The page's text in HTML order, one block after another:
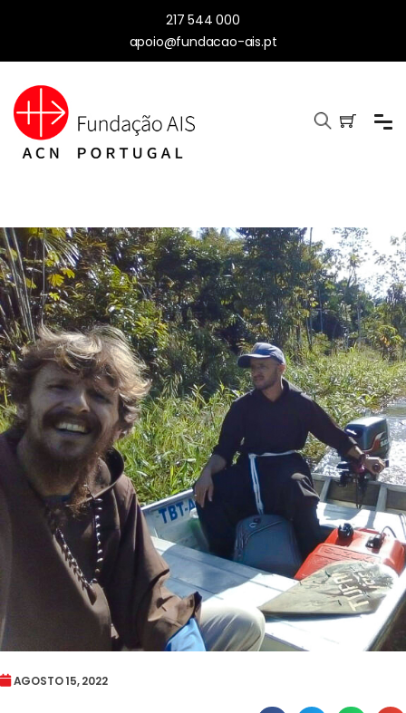
217 544 000
apoio@fundacao-ais.pt
AGOSTO 15, 2022